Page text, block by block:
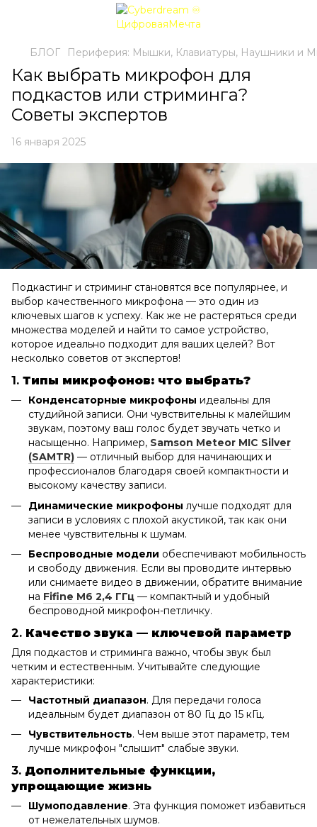
БЛОГ Периферия: Мышки, Клавиатуры, Наушники и
Как выбрать микрофон для
подкастов или стриминга?
Советы экспертов
16 января 2025
Подкастинг и стриминг становятся все популярнее, и
выбор качественного микрофона — это один из
ключевых шагов к успеху. Как же не растеряться среди
множества моделей и найти то самое устройство,
которое идеально подходит для ваших целей? Вот
несколько советов от экспертов!
1. Типы микрофонов: что выбрать?
Конденсаторные микрофоны идеальны для
студийной записи. Они чувствительны к малейшим
звукам, поэтому ваш голос будет звучать четко и
насыщенно. Например, Samson Meteor MIC Silver
(SAMTR) — отличный выбор для начинающих и
профессионалов благодаря своей компактности и
высокому качеству записи.
Динамические микрофоны лучше подходят для
записи в условиях с плохой акустикой, так как они
менее чувствительны к шумам.
Беспроводные модели обеспечивают мобильность
и свободу движения. Если вы проводите интервью
или снимаете видео в движении, обратите внимание
на Fifine M6 2,4 ГГц — компактный и удобный
беспроводной микрофон-петличку.
2. Качество звука — ключевой параметр
Для подкастов и стриминга важно, чтобы звук был
четким и естественным. Учитывайте следующие
характеристики:
Частотный диапазон. Для передачи голоса
идеальным будет диапазон от 80 Гц до 15 кГц.
Чувствительность. Чем выше этот параметр, тем
лучше микрофон "слышит" слабые звуки.
3. Дополнительные функции,
упрощающие жизнь
Шумоподавление. Эта функция поможет избавиться
от нежелательных шумов.